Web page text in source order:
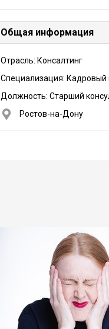
Общая информация
Отрасль: Консалтинг
Специализация: Кадровый
Должность: Старший
Ростов-на-Дону